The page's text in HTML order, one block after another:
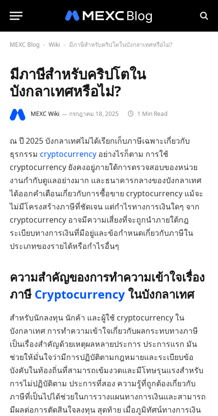
MEXC Blog - Wiki - มีภาษีสำหรับคริปโตในบังกลาเทศหรือไม่?
มีภาษีสำหรับคริปโตใน
บังกลาเทศหรือไม่?
MEXC Wiki กรกฎาคม 18, 2025 1 Min Read
ณ ปี 2025 บังกลาเทศไม่ได้เรียกเก็บภาษีเฉพาะเกี่ยวกับ
ธุรกรรม cryptocurrency อย่างไรก็ตาม การใช้
cryptocurrency ยังคงอยู่ภายใต้การตรวจสอบของหน่วย
งานกำกับดูแลอย่างมาก และธนาคารกลางของบังกลาเทศ
ได้ออกคำเตือนเกี่ยวกับการซื้อขาย cryptocurrency แม้จะ
ไม่มีโครงสร้างภาษีที่ชัดเจน แต่กำไรทางการเงินใดๆ จาก
cryptocurrency อาจมีความเสี่ยงที่จะถูกนำภายใต้กฎ
ระเบียบทางการเงินที่มีอยู่และข้อกำหนดเกี่ยวกับภาษีใน
ประเภทของรายได้หรือกำไรอื่นๆ
ความสำคัญของการทำความเข้าใจเรื่อง
ภาษี Cryptocurrencyในบังกลาเทศ
สำหรับนักลงทุน นักค้า และผู้ใช้ cryptocurrency ใน
บังกลาเทศ การทำความเข้าใจเกี่ยวกับผลกระทบทางภาษี
เป็นเรื่องสำคัญด้วยเหตุผลหลายประการ ประการแรก มัน
ช่วยให้มั่นใจว่ามีการปฏิบัติตามกฎหมายและระเบียบข้อ
บังคับในท้องถิ่นที่สามารถเข้มงวดและมีโทษรุนแรงสำหรับ
การไม่ปฏิบัติตาม ประการที่สอง ความรู้ที่ถูกต้องเกี่ยวกับ
ภาษีที่เป็นไปได้ช่วยในการวางแผนทางการเงินและสามารถ
มีผลต่อการตัดสินใจลงทุน สุดท้าย เมื่อภูมิทัศน์ทางการเงิน